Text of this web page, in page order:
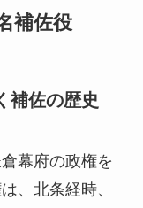
補佐役
補佐の歴史
幕府の政権を
、北条経時、